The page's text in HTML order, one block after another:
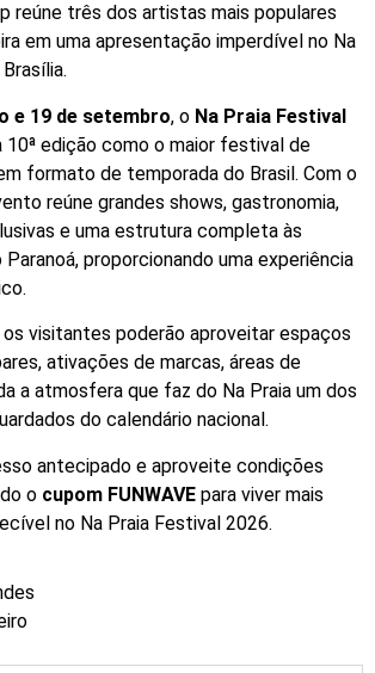
reúne três dos artistas mais populares
em uma apresentação imperdível no Na
e 19 de setembro, o Na Praia Festival
10ª edição como o maior festival de
formato de temporada do Brasil. Com o
reúne grandes shows, gastronomia,
e uma estrutura completa às
proporcionando uma experiência
visitantes poderão aproveitar espaços
ativações de marcas, áreas de
a atmosfera que faz do Na Praia um dos
do calendário nacional.
antecipado e aproveite condições
o cupom FUNWAVE para viver mais
no Na Praia Festival 2026.